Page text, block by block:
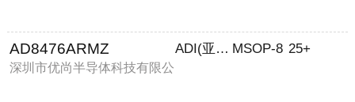
AD8476ARMZ
深圳市优尚半导体科技有限公
ADI(亚德诺) MSOP-8 25+